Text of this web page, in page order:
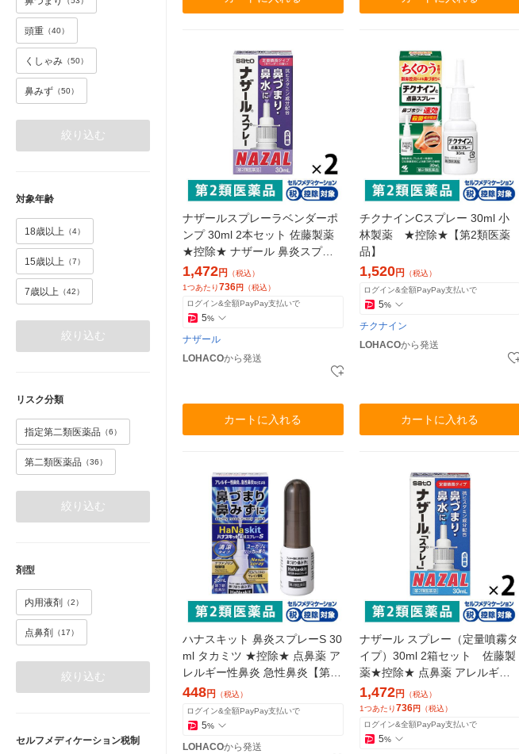
頭重 （40）
くしゃみ （50）
鼻みず （50）
絞り込む
対象年齢
18歳以上 （4）
15歳以上 （7）
7歳以上 （42）
絞り込む
リスク分類
指定第二類医薬品 （6）
第二類医薬品 （36）
絞り込む
剤型
内用液剤 （2）
点鼻剤 （17）
絞り込む
セルフメディケーション税制
ナザールスプレーラベンダーポ
ンプ 30ml 2本セット 佐藤製薬
★控除★ ナザール 鼻炎スプレー
花粉症 鼻炎薬 点鼻薬【第2類医
薬品】
1,472円 （税込）
1つあたり736円 （税込）
ログイン&全額PayPay支払いで
5%
ナザール
LOHACOから発送
カートに入れる
チクナインCスプレー 30ml 小
林製薬 ★控除★【第2類医薬
品】
1,520円 （税込）
ログイン&全額PayPay支払いで
5%
チクナイン
LOHACOから発送
カートに入れる
ハナスキット 鼻炎スプレーS 30
ml タカミツ ★控除★ 点鼻薬 ア
レルギー性鼻炎 急性鼻炎【第2
類医薬品】
448円
（税込）
ログイン&全額PayPay支払いで
5%
LOHACOから発送
ナザール スプレー（定量噴霧タ
イプ）30ml 2箱セット 佐藤製
薬★控除★ 点鼻薬 アレルギー性
鼻炎 急性鼻炎 鼻づまり【第2類
医薬品】
1,472円
（税込）
1つあたり736円
（税込）
ログイン&全額PayPay支払いで
5%